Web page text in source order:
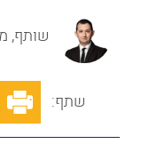
שותף,
שתף: